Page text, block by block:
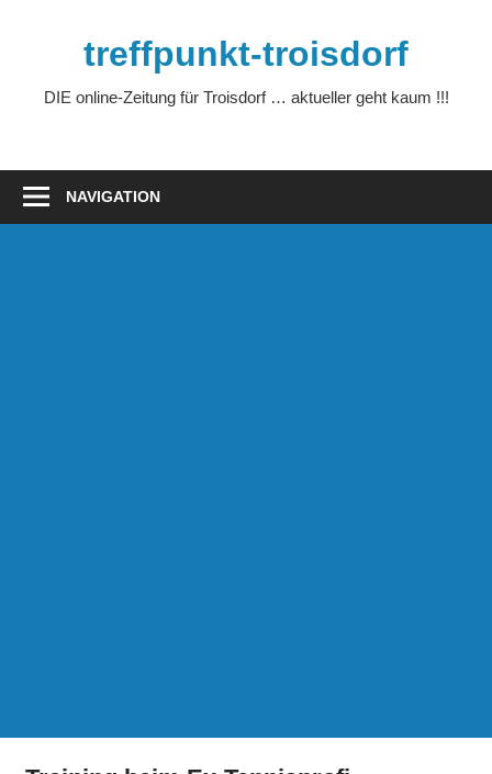
treffpunkt-troisdorf
DIE online-Zeitung für Troisdorf … aktueller geht kaum !!!
NAVIGATION